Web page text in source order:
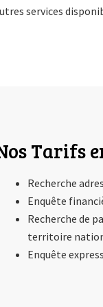
services
Tarifs
Recherche
Enquête
Recherche de
territoire
Enquête